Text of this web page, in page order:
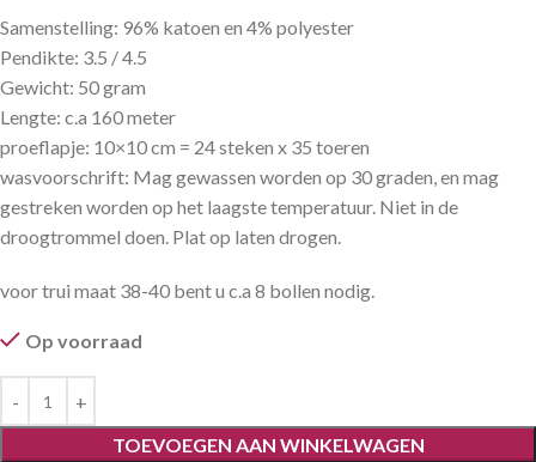
Samenstelling: 96% katoen en 4% polyester
Pendikte: 3.5 / 4.5
Gewicht: 50 gram
Lengte: c.a 160 meter
proeflapje: 10×10 cm = 24 steken x 35 toeren
wasvoorschrift: Mag gewassen worden op 30 graden, en mag
gestreken worden op het laagste temperatuur. Niet in de
droogtrommel doen. Plat op laten drogen.
voor trui maat 38-40 bent u c.a 8 bollen nodig.
Op voorraad
TOEVOEGEN AAN WINKELWAGEN